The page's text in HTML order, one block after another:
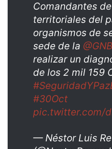
Comandantes
territoriales del
organismos de
sede de la
realizar un
de los 2 mil 159
#30Oct
pic.twitter.com/
— Néstor Luis